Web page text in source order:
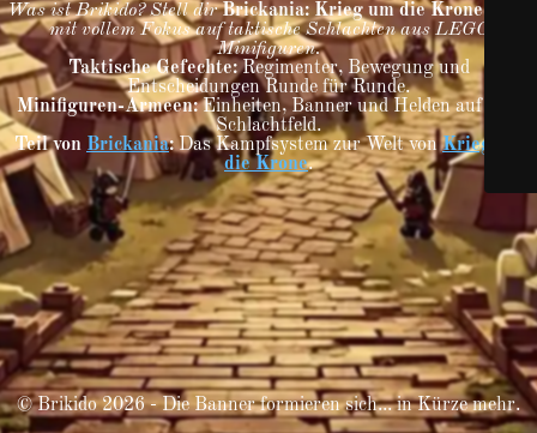
Was ist Brikido? Stell dir Brickania: Krieg um die Krone
mit vollem Fokus auf taktische Schlachten aus LEGO
Minifiguren.
Taktische Gefechte:Regimenter, Bewegung und
Entscheidungen Runde für Runde.
Minifiguren-Armeen:Einheiten, Banner und Helden auf dem
Schlachtfeld.
Teil von Brickania:Das Kampfsystem zur Welt vonKrieg um
die Krone.
© Brikido 2026 - Die Banner formieren sich... in Kürze mehr.